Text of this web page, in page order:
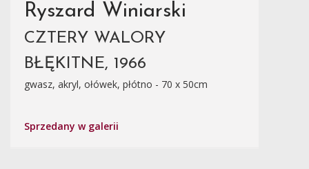
Ryszard Winiarski
CZTERY WALORY
BŁĘKITNE, 1966
gwasz, akryl, ołówek, płótno - 70 x 50cm
Sprzedany w galerii